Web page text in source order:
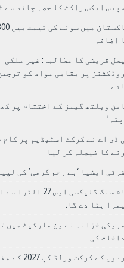
ایکس راکٹ کا حصہ چاند سے
اضافہ
قریشی کا مطالبہ: غیر ملکی
پر مقامی مواد کو
ویلتھ گیمز کے اختتام پر
ڈی اے نے کرکٹ اسٹیڈیم پر کام
کا فیصلہ کر لیا
ایشیا ‘بے رحم گرمی’ کی
سام سنگ گلیکسی ایس 27
ہٹا دے گا.
خزانہ نے ین مارکیٹ میں
کی
مردوں کے کرکٹ